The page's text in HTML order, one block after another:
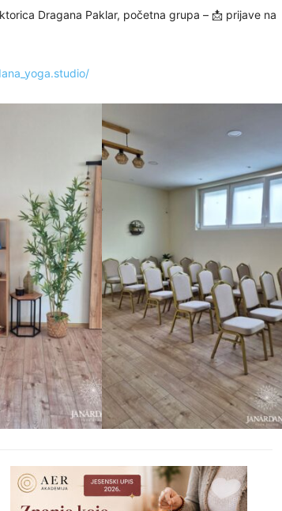
Dragana Paklar, početna grupa – 📩 prijave na